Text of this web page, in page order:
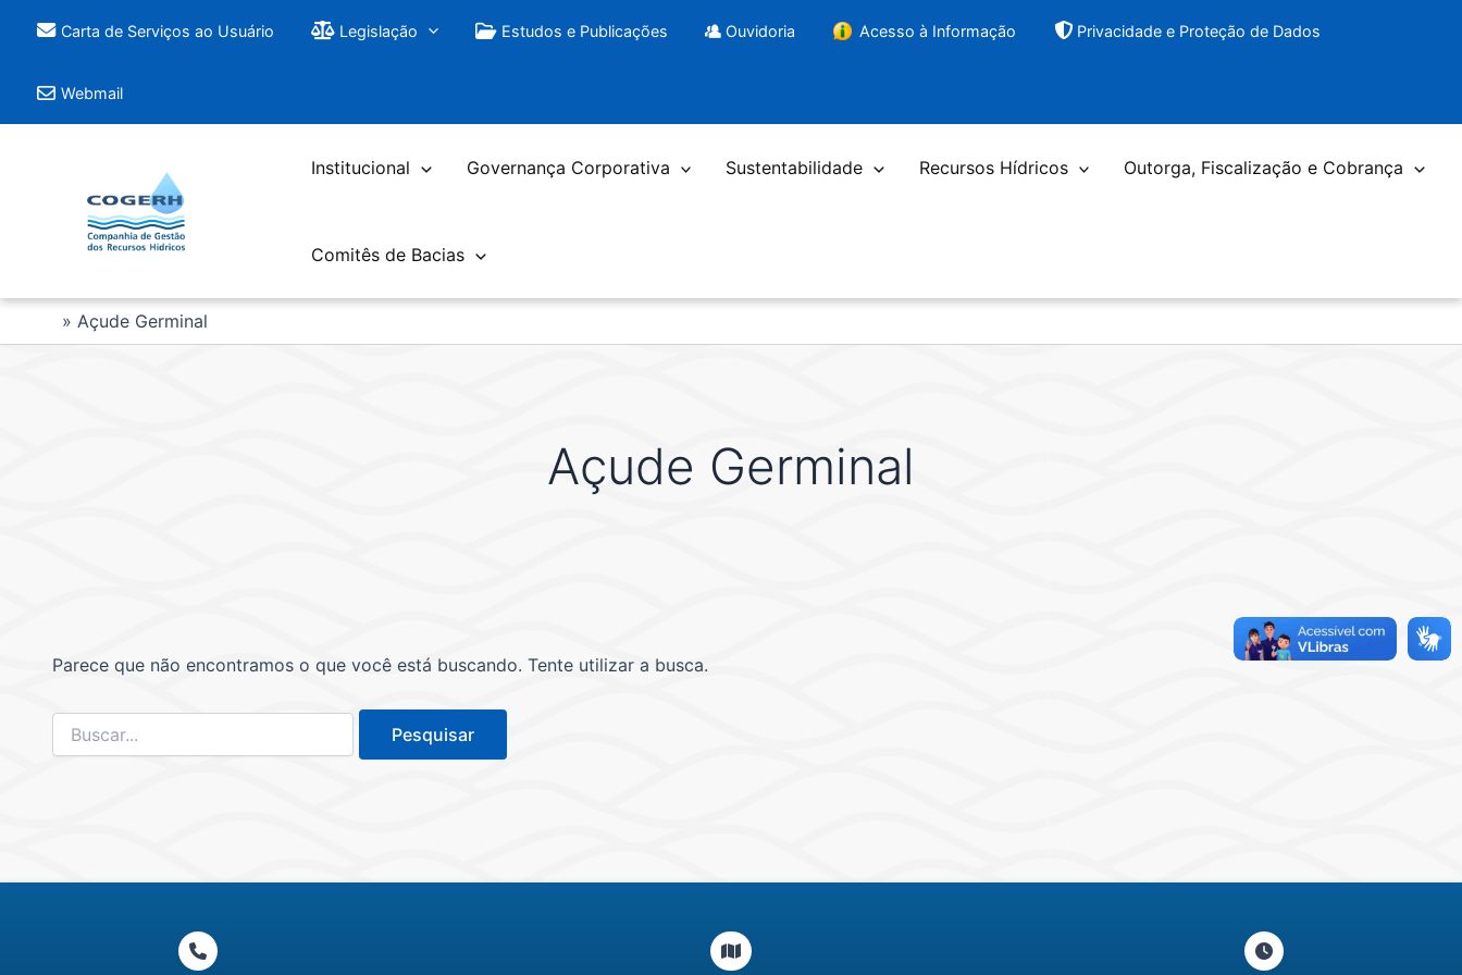
conteúdo
Carta de Serviços ao Usuário Legislação Estudos e Publicações Ouvidoria Acesso à Informação Privacidade e Proteção de Dados
Webmail
Institucional Governança Corporativa Sustentabilidade Recursos Hídricos Outorga, Fiscalização e Cobrança
Comitês de Bacias
Açude Germinal
Açude Germinal
Parece que não encontramos o que você está buscando. Tente utilizar a busca.
Pesquisar
por: